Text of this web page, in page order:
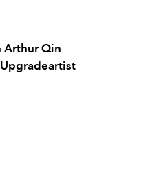
Arthur Qin
Upgradeartist